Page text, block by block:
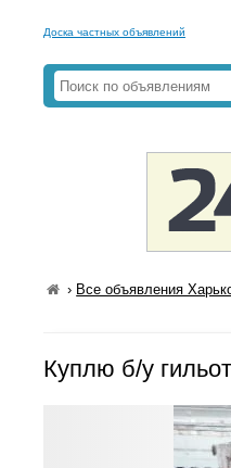
Доска частных объявлений
› Все объявления
Куплю б/у